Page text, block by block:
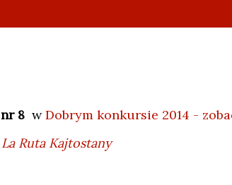
nr 8 wDobrym konkursie 2014 -
La Ruta Kajtostany